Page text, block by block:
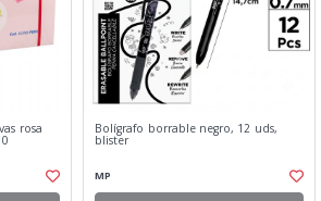
rosa Bolígrafo borrable negro, 12 uds,
blister
MP